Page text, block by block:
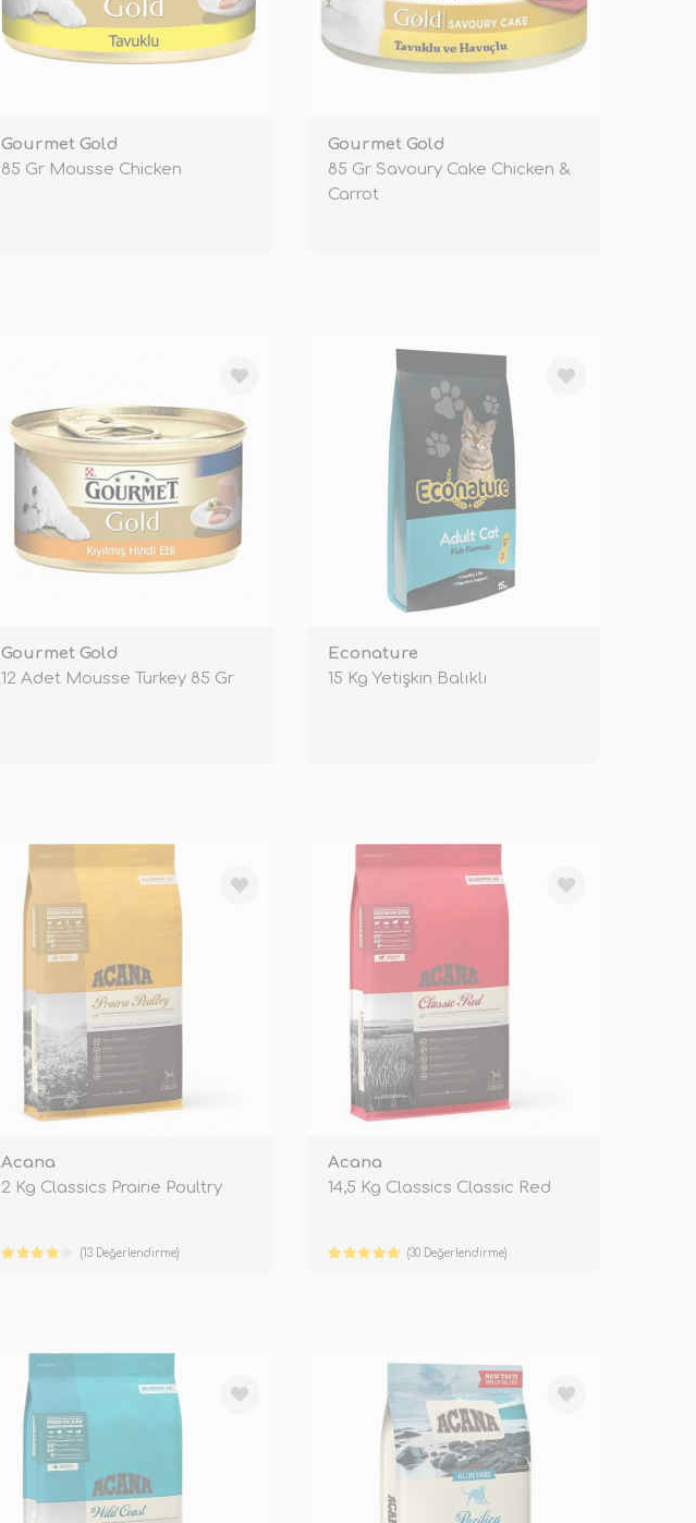
Gourmet Gold
85 Gr Mousse Chicken
Gourmet Gold
85 Gr Savoury Cake Chicken &
Carrot
Gourmet Gold
12 Adet Mousse Turkey 85 Gr
Econature
15 Kg Yetişkin Balıklı
Acana
2 Kg Classics Prairie Poultry
(13 Değerlendirme)
Acana
14,5 Kg Classics Classic Red
(30 Değerlendirme)